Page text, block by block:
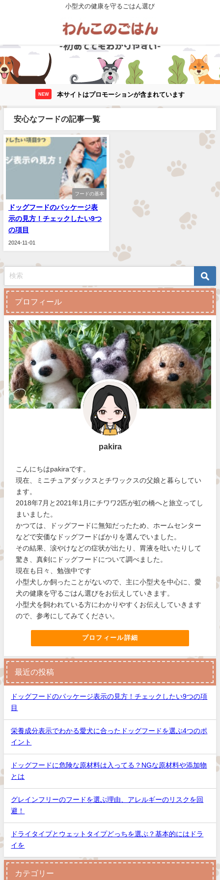
小型犬の健康を守るごはん選び
NEW 本サイトはプロモーションが含まれています
安心なフードの記事一覧
フードの基本
ドッグフードのパッケージ表
示の見方！チェックしたい9つ
の項目
2024-11-01
プロフィール
pakira
こんにちはpakiraです。
現在、ミニチュアダックスとチワックスの父娘と暮らしてい
ます。
2018年7月と2021年1月にチワワ2匹が虹の橋へと旅立ってし
まいました。
かつては、ドッグフードに無知だったため、ホームセンター
などで安価なドッグフードばかりを選んでいました。
その結果、涙やけなどの症状が出たり、胃液を吐いたりして
驚き、真剣にドッグフードについて調べました。
現在も日々、勉強中です
小型犬しか飼ったことがないので、主に小型犬を中心に、愛
犬の健康を守るごはん選びをお伝えしていきます。
小型犬を飼われている方にわかりやすくお伝えしていきます
ので、参考にしてみてください。
プロフィール詳細
最近の投稿
ドッグフードのパッケージ表示の見方！チェックしたい9つの項
目
栄養成分表示でわかる愛犬に合ったドッグフードを選ぶ4つのポ
イント
ドッグフードに危険な原材料は入ってる？NGな原材料や添加物
とは
グレインフリーのフードを選ぶ理由、アレルギーのリスクを回
避！
ドライタイプとウェットタイプどっちを選ぶ？基本的にはドラ
イを
カテゴリー